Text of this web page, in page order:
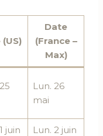
Date
(France –
Max)
Lun. 26
mai
juin Lun. 2 juin